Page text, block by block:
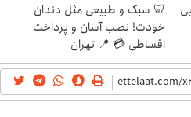
🦷 سبک و طبیعی مثل دندان
خودت! نصب آسان و پرداخت
اقساطی 💳 📍 تهران